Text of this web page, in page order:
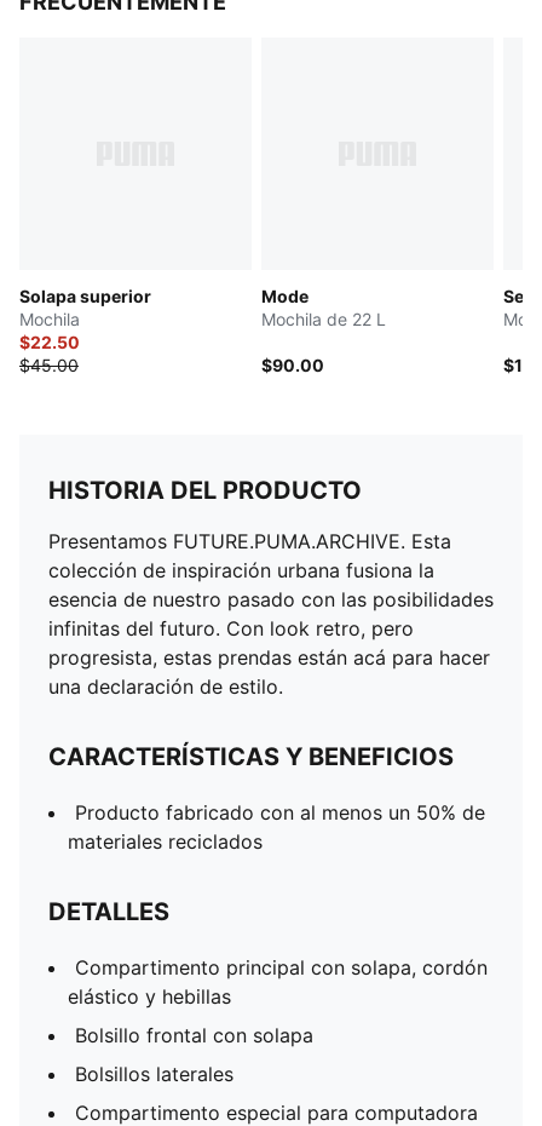
Solapa superior
Mochila
$22.50
$45.00
Mode
Mochila de 22 L
$90.00
HISTORIA DEL PRODUCTO
Presentamos FUTURE.PUMA.ARCHIVE. Esta
colección de inspiración urbana fusiona la
esencia de nuestro pasado con las posibilidades
infinitas del futuro. Con look retro, pero
progresista, estas prendas están acá para hacer
una declaración de estilo.
CARACTERÍSTICAS Y BENEFICIOS
Producto fabricado con al menos un 50% de
materiales reciclados
DETALLES
Compartimento principal con solapa, cordón
elástico y hebillas
Bolsillo frontal con solapa
Bolsillos laterales
Compartimento especial para computadora